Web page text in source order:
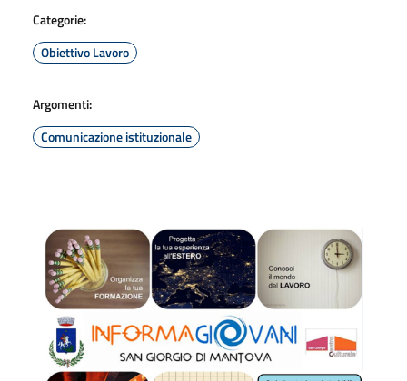
Categorie:
Obiettivo Lavoro
Argomenti:
Comunicazione istituzionale